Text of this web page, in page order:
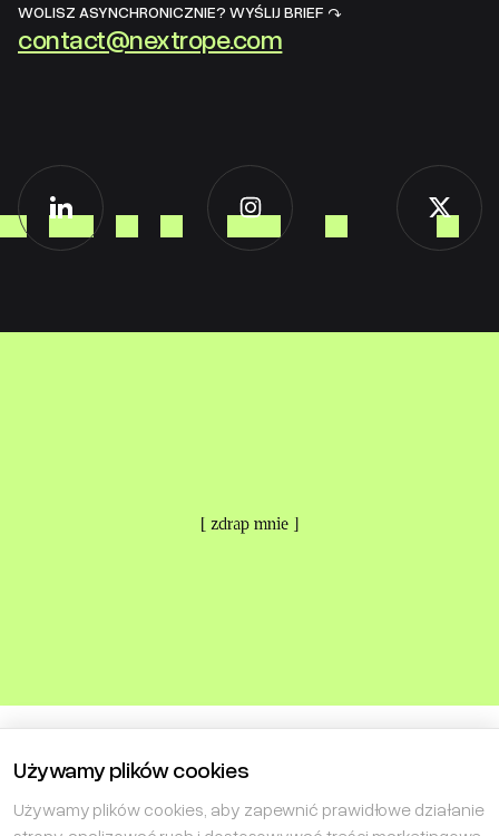
WOLISZ ASYNCHRONICZNIE? WYŚLIJ BRIEF ↷
contact@nextrope.com
[ zdrap mnie ]
Używamy plików cookies
Używamy plików cookies, aby zapewnić prawidłowe działanie